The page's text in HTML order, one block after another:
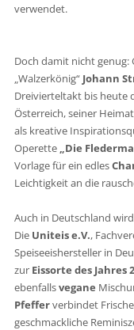
verwendet.
Doch damit nicht genug:
„Walzerkönig“ Johann
Dreivierteltakt bis heute
Österreich, seiner
als kreative
Operette „Die
Vorlage für ein edles
Leichtigkeit an die
Auch in Deutschland
Die Uniteis e.V.,
Speiseeishersteller in
zur Eissorte des Jahres
ebenfallsvegane
Pfefferverbindet
geschmackliche